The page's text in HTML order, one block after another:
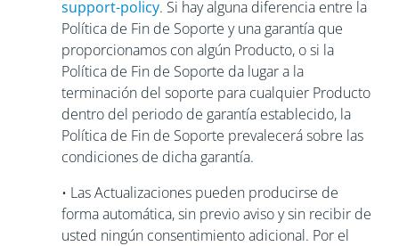
support-policy. Si hay alguna diferencia entre la
Política de Fin de Soporte y una garantía que
proporcionamos con algún Producto, o si la
Política de Fin de Soporte da lugar a la
terminación del soporte para cualquier Producto
dentro del periodo de garantía establecido, la
Política de Fin de Soporte prevalecerá sobre las
condiciones de dicha garantía.
• Las Actualizaciones pueden producirse de
forma automática, sin previo aviso y sin recibir de
usted ningún consentimiento adicional. Por el